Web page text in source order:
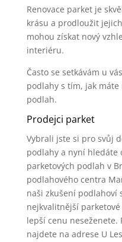
Renovace parket je
krásu a prodloužit
mohou získat nový
interiéru.
Často se setkávám u
podlahy s tím, jak
podlah.
Prodejci parket
Vybrali jste si pro svůj
podlahy a nyní hledáte
parketových podlah v
podlahového centra
naši zkušení podlahoví
nejkvalitnější
lepší cenu
najdete na adrese U